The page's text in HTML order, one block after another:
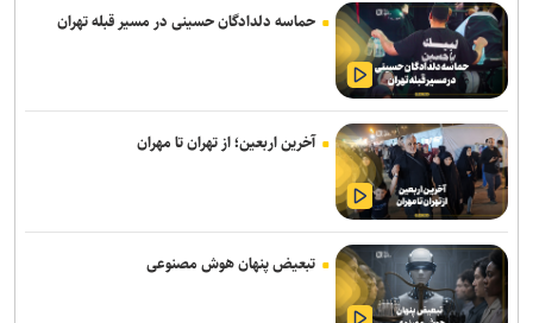
آیگپ و سازمان نوسازی مدارس کشور تفاهم‌نامه امضا کردند
چت‌باتی که هوش مصنوعی نیست و پشت‌صحنه‌اش یک انسان است
Gem یک وب‌سایت را برای هر کاربر، اختصاصی دیزاین می‌کند
بازمی‌گردند
می‌دهد
حماسه دلدادگان حسینی در مسیر قبله تهران
آخرین اربعین؛ از تهران تا مهران
تبعیض پنهان هوش مصنوعی